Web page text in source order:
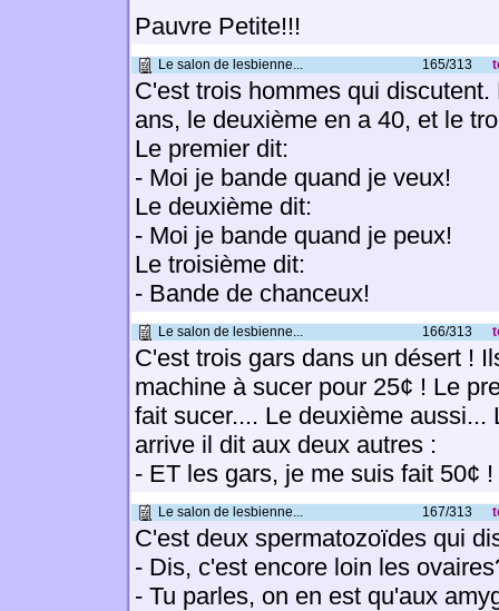
Pauvre Petite!!!
Le salon de lesbienne... 165/313
C'est trois hommes qui discutent.
ans, le deuxième en a 40, et le
Le premier dit:
- Moi je bande quand je veux!
Le deuxième dit:
- Moi je bande quand je peux!
Le troisième dit:
- Bande de chanceux!
Le salon de lesbienne... 166/313
C'est trois gars dans un désert !
machine à sucer pour 25¢ ! Le
fait sucer.... Le deuxième aussi...
arrive il dit aux deux autres :
- ET les gars, je me suis fait 50¢ !
Le salon de lesbienne... 167/313
C'est deux spermatozoïdes qui
- Dis, c'est encore loin les
- Tu parles, on en est qu'aux